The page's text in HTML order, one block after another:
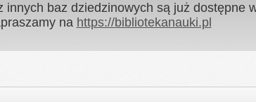
innych baz dziedzinowych są już dostępne
na https://bibliotekanauki.pl